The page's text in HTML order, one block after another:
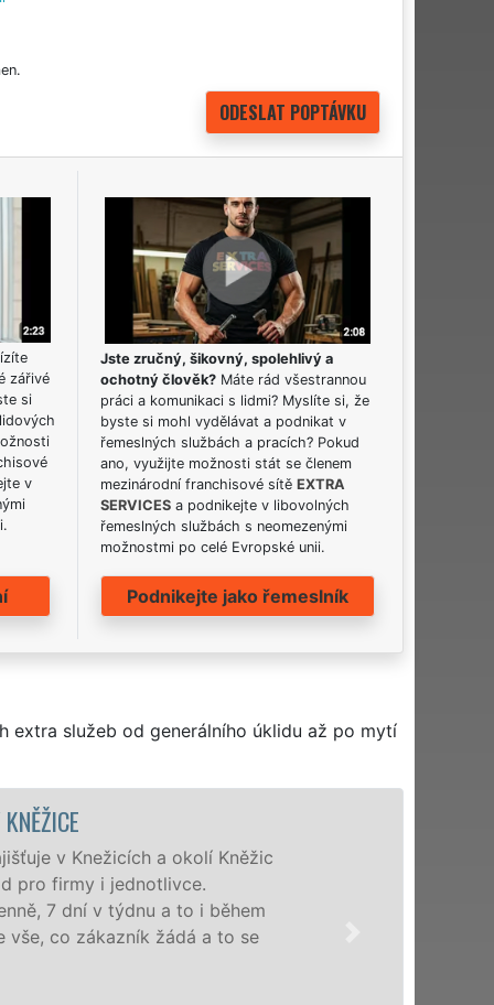
zářivé
si
v
Jste zručný, šikovný, spolehlivý a
ochotný člověk? Máte rád všestrannou
práci a komunikaci s lidmi? Myslíte si, že
byste si mohl vydělávat a podnikat v
řemeslných službách a pracích? Pokud
ano, využijte možnosti stát se členem
mezinárodní franchisové sítěEXTRA
SERVICES a podnikejte v libovolných
řemeslných službách s neomezenými
možnostmi po celé Evropské unii.
Podnikejte jako řemeslník
extra služeb od generálního úklidu až po mytí
Naše společnost EXTRA
nabízíme pro všechny
domácnosti v celém kraji